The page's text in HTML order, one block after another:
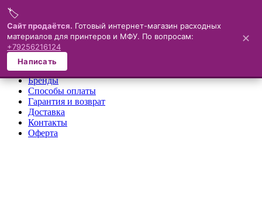
Меню
×
О компании
Каталог
Бренды
Способы оплаты
Гарантия и возврат
Доставка
Контакты
Оферта
🏷️
Сайт продаётся. Готовый интернет-магазин расходных
материалов для принтеров и МФУ. По вопросам:
+79256216124
Написать
✕